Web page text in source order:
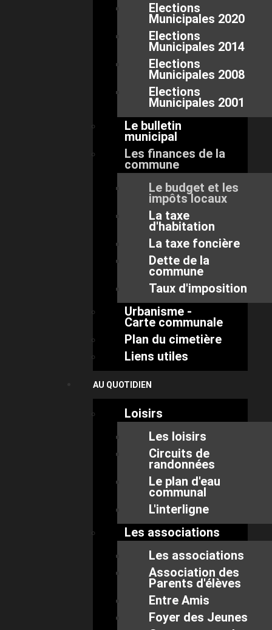
Elections
Municipales 2020
Elections
Municipales 2014
Elections
Municipales 2008
Elections
Municipales 2001
Le bulletin
municipal
Les finances de la
commune
Le budget et les
impôts locaux
La taxe
d'habitation
La taxe foncière
Dette de la
commune
Taux d'imposition
Urbanisme -
Carte communale
Plan du cimetière
Liens utiles
AU QUOTIDIEN
Loisirs
Les loisirs
Circuits de
randonnées
Le plan d'eau
communal
L'interligne
Les associations
Les associations
Association des
Parents d'élèves
Entre Amis
Foyer des Jeunes